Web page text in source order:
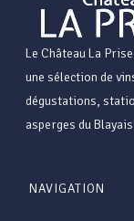
Le Château La
une sélection de
dégustations,
asperges du
NAVIGATION